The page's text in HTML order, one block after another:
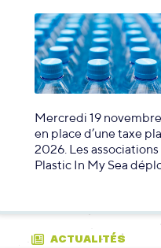
Mercredi 19
en place d’une taxe
2026. Les
Plastic In My Sea
ACTUALITÉS